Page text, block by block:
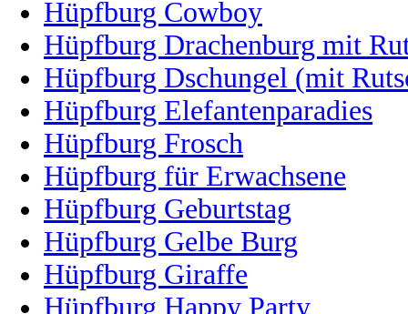
Hüpfburg Cowboy
Hüpfburg Drachenburg mit
Hüpfburg Dschungel (mit
Hüpfburg Elefantenparadies
Hüpfburg Frosch
Hüpfburg für Erwachsene
Hüpfburg Geburtstag
Hüpfburg Gelbe Burg
Hüpfburg Giraffe
Hüpfburg Happy Party